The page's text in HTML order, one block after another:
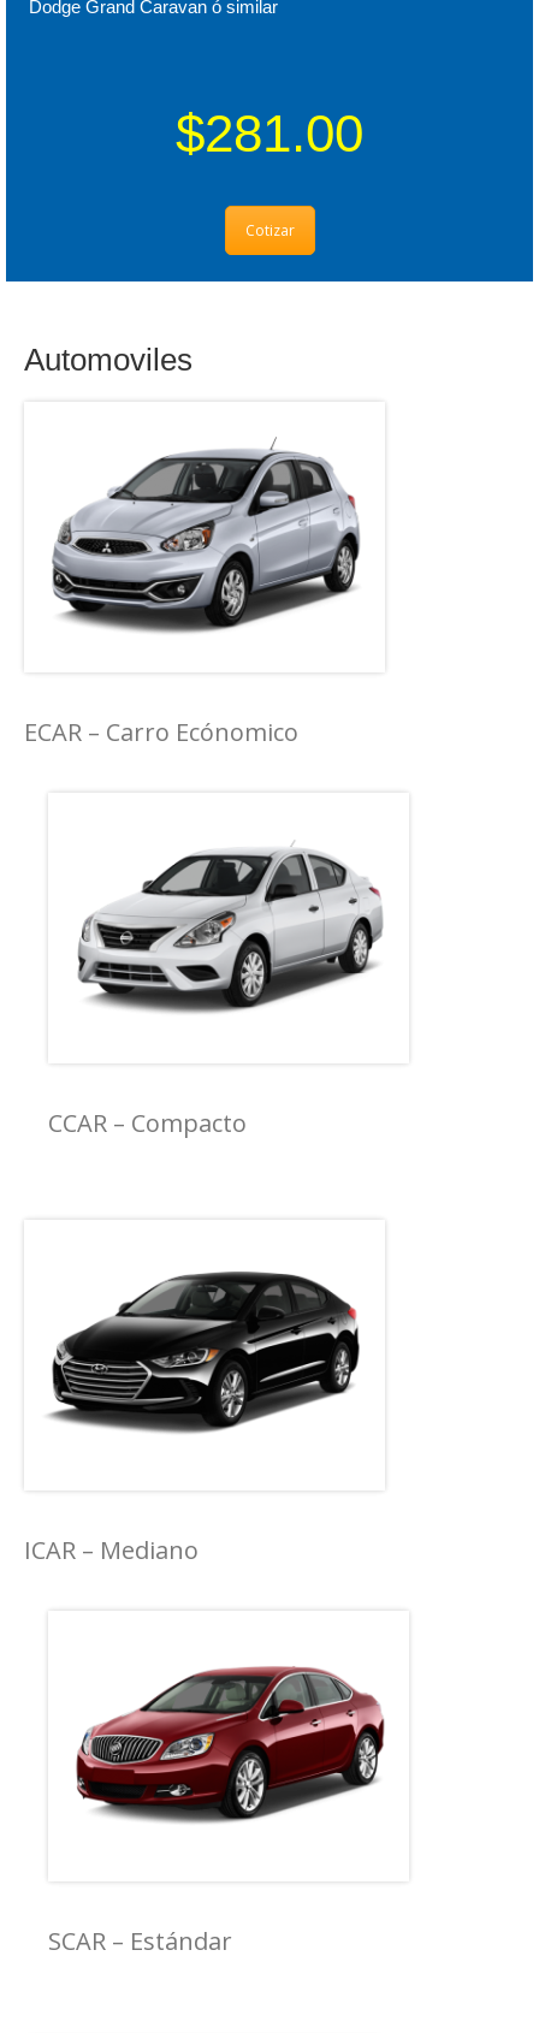
Dodge Grand Caravan ó similar
$281.00
Cotizar
Automoviles
ECAR – Carro Ecónomico
CCAR – Compacto
ICAR – Mediano
SCAR – Estándar